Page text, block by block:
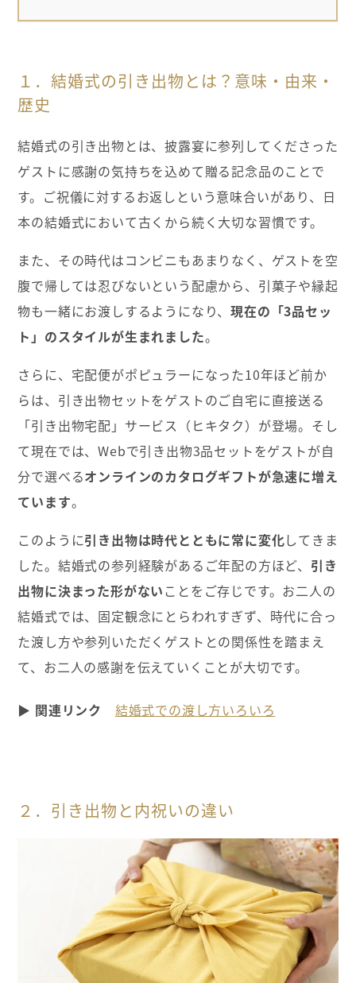
１．結婚式の引き出物とは？意味・由来・
歴史
結婚式の引き出物とは、披露宴に参列してくださった
ゲストに感謝の気持ちを込めて贈る記念品のことで
す。ご祝儀に対するお返しという意味合いがあり、日
本の結婚式において古くから続く大切な習慣です。
また、その時代はコンビニもあまりなく、ゲストを空
腹で帰しては忍びないという配慮から、引菓子や縁起
物も一緒にお渡しするようになり、現在の「3品セッ
ト」のスタイルが生まれました。
さらに、宅配便がポピュラーになった10年ほど前か
らは、引き出物セットをゲストのご自宅に直接送る
「引き出物宅配」サービス（ヒキタク）が登場。そし
て現在では、Webで引き出物3品セットをゲストが自
分で選べるオンラインのカタログギフトが急速に増え
ています。
このように引き出物は時代とともに常に変化してきま
した。結婚式の参列経験があるご年配の方ほど、 引き
出物に決まった形がないことをご存じです。お二人の
結婚式では、固定観念にとらわれすぎず、時代に合っ
た渡し方や参列いただくゲストとの関係性を踏まえ
て、お二人の感謝を伝えていくことが大切です。
▶ 関連リンク 結婚式での渡し方いろいろ
２．引き出物と内祝いの違い